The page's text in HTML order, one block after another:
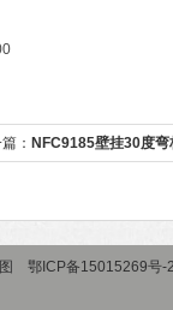
： NFC9185壁挂30度
鄂ICP备15015269号-